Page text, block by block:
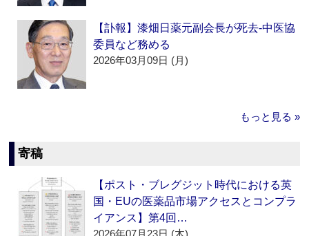
【訃報】漆畑日薬元副会長が死去‐中医協
委員など務める
2026年03月09日 (月)
もっと見る »
寄稿
【ポスト・ブレグジット時代における英
国・EUの医薬品市場アクセスとコンプラ
イアンス】第4回…